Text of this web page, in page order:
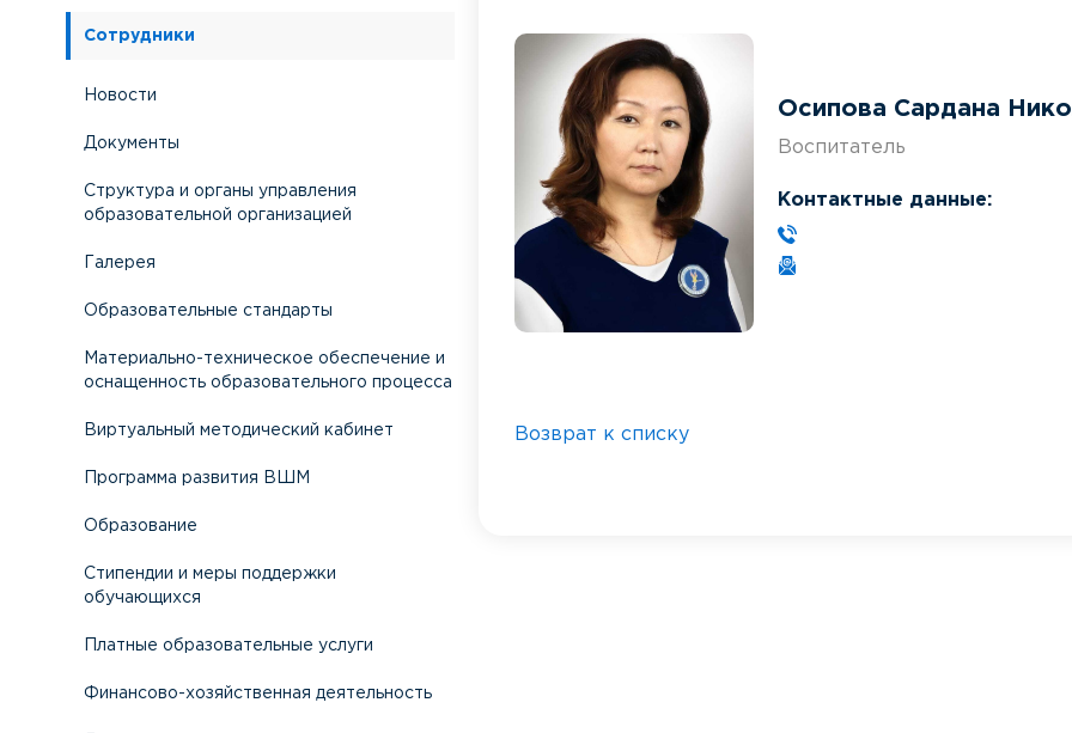
Сотрудники
Новости
Документы
Структура и органы управления
образовательной организацией
Галерея
Образовательные стандарты
Материально-техническое обеспечение и
оснащенность образовательного процесса
Виртуальный методический кабинет
Программа развития ВШМ
Образование
Стипендии и меры поддержки
обучающихся
Платные образовательные услуги
Финансово-хозяйственная деятельность
Осипова Сардана
Воспитатель
Контактные данные:
Возврат к списку